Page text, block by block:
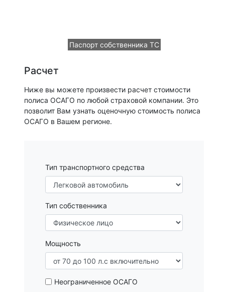
Паспорт собственника ТС
Расчет
Ниже вы можете произвести расчет стоимости
полиса ОСАГО по любой страховой компании. Это
позволит Вам узнать оценочную стоимость полиса
ОСАГО в Вашем регионе.
Тип транспортного средства
Тип собственника
Мощность
Неограниченное ОСАГО